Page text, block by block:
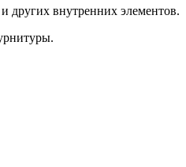
других внутренних элементов.